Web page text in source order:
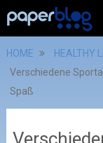
HOME HEALTHY
Verschiedene
Spaß